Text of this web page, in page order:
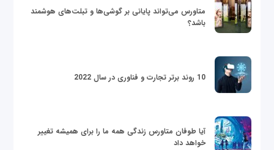
متاورس می‌تواند پایانی بر گوشی‌ها و تبلت‌های هوشمند
باشد؟
10 روند برتر تجارت و فناوری در سال 2022
آیا طوفان متاورس زندگی همه ما را برای همیشه تغییر
خواهد داد